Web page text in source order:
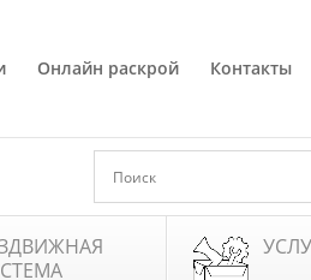
Онлайн раскрой Контакты